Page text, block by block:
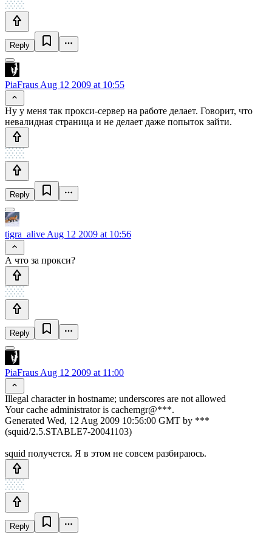
Reply
PiaFraus Aug 12 2009 at 10:55
Ну у меня так прокси-сервер на работе делает. Говорит, что
невалидная страница и не делает даже попыток зайти.
Reply
tigra_alive Aug 12 2009 at 10:56
А что за прокси?
Reply
PiaFraus Aug 12 2009 at 11:00
Illegal character in hostname; underscores are not allowed
Your cache administrator is cachemgr@***.
Generated Wed, 12 Aug 2009 10:56:00 GMT by ***
(squid/2.5.STABLE7-20041103)
squid получется. Я в этом не совсем разбираюсь.
Reply